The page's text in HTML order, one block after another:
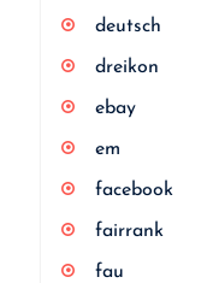
deutsch
dreikon
ebay
em
facebook
fairrank
fau